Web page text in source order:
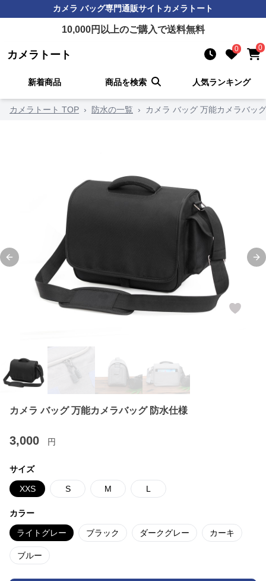
カメラ バッグ専門通販サイトカメラトート
10,000円以上のご購入で送料無料
カメラトート 0 0
新着商品 商品を検索 人気ランキング
カメラトート TOP › 防水の一覧 › カメラ バッグ 万能カメラバッ
Previous slide
カメラ バッグ 万能カメラバッグ 防水仕様
3,000 円
サイズ
XXS S M L
カラー
ライトグレー ブラック ダークグレー カーキ
ブルー